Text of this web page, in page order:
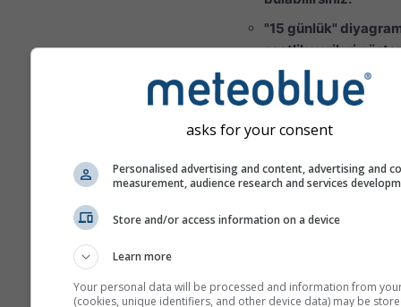
"15 günlük"
saatlik verileri
ay için minimum,
maksimum ve
toplulaştırmaları
aylık toplulaştırmalar
Ayrıca ham verileri
bizimle iletişime
asks for your consent
Personalised advertising and content, advertising and
measurement, audience research and services
Store and/or access information on a device
Learn more
Your personal data will be processed and information from
(cookies, unique identifiers, and other device data) may be